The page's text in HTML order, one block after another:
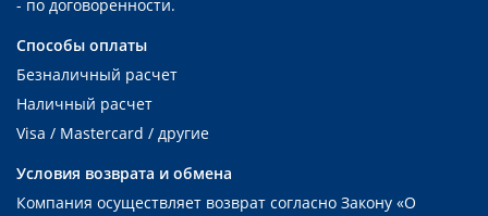
- по договоренности.
Способы оплаты
Безналичный расчет
Наличный расчет
Visa / Mastercard / другие
Условия возврата и обмена
Компания осуществляет возврат согласно Закону «О